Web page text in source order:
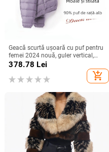
Geacă scurtă ușoară cu puf pentru
femei 2024 nouă, guler vertical,
glugă, mărimea 90, haină de iarnă
378.78 Lei
add_shopping_cart